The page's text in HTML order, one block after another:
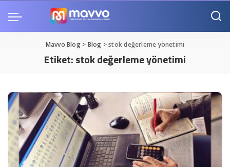
Mavvo Blog> Blog >stok değerleme yönetimi
Etiket:stok değerleme yönetimi